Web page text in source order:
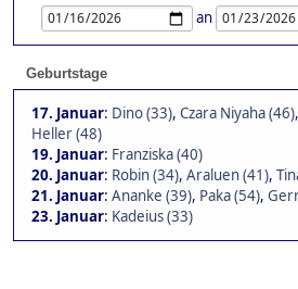
an
Geburtstage
17. Januar: Dino (33), Czara Niyaha (46),
Heller (48)
19. Januar: Franziska (40)
20. Januar: Robin (34), Araluen (41),
21. Januar: Ananke (39), Paka (54),
23. Januar: Kadeius (33)